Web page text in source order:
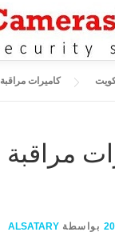
كاميرات مراقبة
بواسطةALSATARY